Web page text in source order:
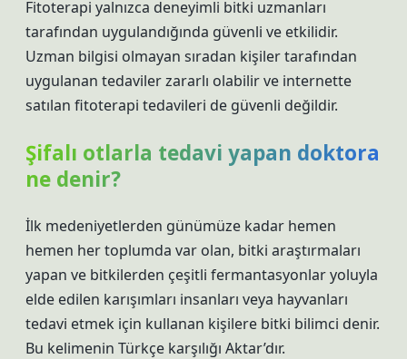
Fitoterapi yalnızca deneyimli bitki uzmanları
tarafından uygulandığında güvenli ve etkilidir.
Uzman bilgisi olmayan sıradan kişiler tarafından
uygulanan tedaviler zararlı olabilir ve internette
satılan fitoterapi tedavileri de güvenli değildir.
Şifalı otlarla tedavi yapan doktora
ne denir?
İlk medeniyetlerden günümüze kadar hemen
hemen her toplumda var olan, bitki araştırmaları
yapan ve bitkilerden çeşitli fermantasyonlar yoluyla
elde edilen karışımları insanları veya hayvanları
tedavi etmek için kullanan kişilere bitki bilimci denir.
Bu kelimenin Türkçe karşılığı Aktar’dır.